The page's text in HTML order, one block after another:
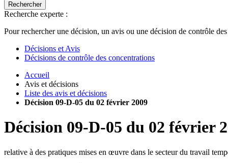
Rechercher
Recherche experte :
Pour rechercher une décision, un avis ou une décision de contrôle
Décisions et Avis
Décisions de contrôle des concentrations
Accueil
Avis et décisions
Liste des avis et décisions
Décision 09-D-05 du 02 février 2009
Décision 09-D-05 du 02 février
relative à des pratiques mises en œuvre dans le secteur du travail